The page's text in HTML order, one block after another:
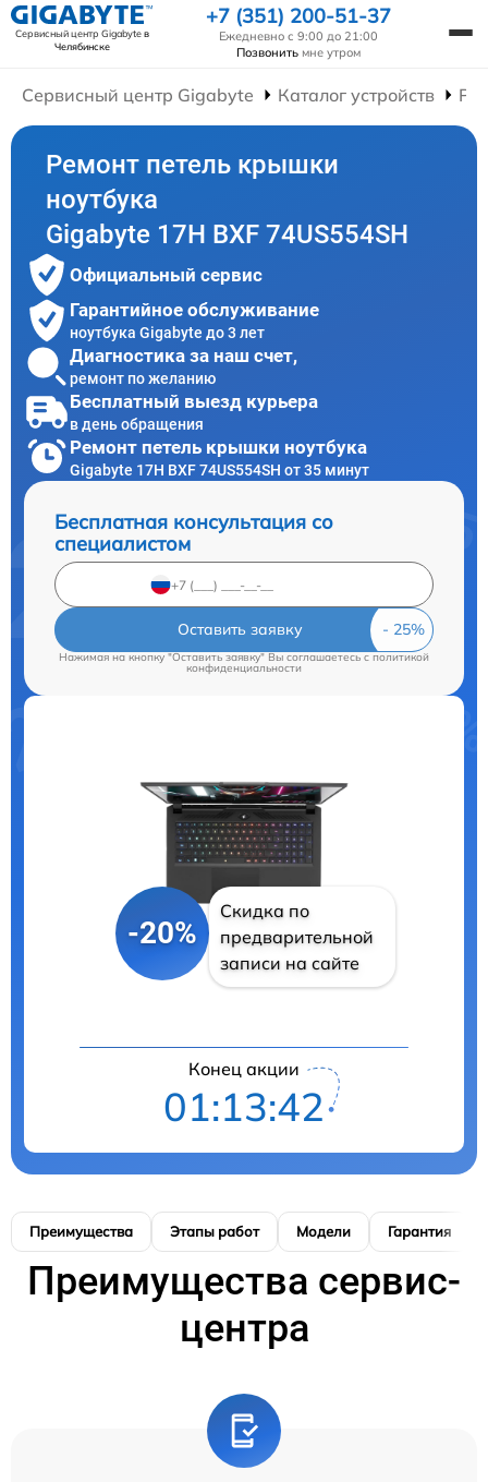
Сервисный центр Gigabyteв
Челябинске
+7 (351) 200-51-37
Ежедневно с 9:00 до 21:00
Позвонить мне утром
Сервисный центр Gigabyte Каталог устройств
Ремонт петель крышки
ноутбука
Gigabyte 17H BXF 74US554SH
Официальный сервис
Гарантийное обслуживание
ноутбука Gigabyte до 3 лет
Диагностика за наш счет,
ремонт по желанию
Бесплатный выезд курьера
в день обращения
Ремонт петель крышки ноутбука
Gigabyte 17H BXF 74US554SH от 35 минут
Бесплатная консультация со
специалистом
Оставить заявку
Нажимая на кнопку "Оставить заявку" Вы соглашаетесь cполитикой
конфиденциальности
-20%
Скидка по
предварительной
записи на сайте
Конец акции
01:13:41
Преимущества Этапы работ Модели Гарантия
Преимущества сервис-
центра